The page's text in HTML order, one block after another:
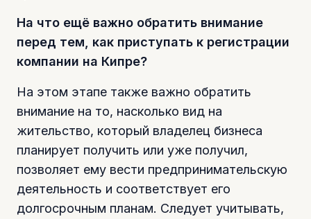
На что ещё важно обратить внимание
перед тем, как приступать к регистрации
компании на Кипре?
На этом этапе также важно обратить
внимание на то, насколько вид на
жительство, который владелец бизнеса
планирует получить или уже получил,
позволяет ему вести предпринимательскую
деятельность и соответствует его
долгосрочным планам. Следует учитывать,